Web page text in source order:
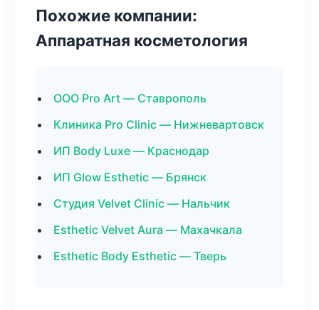
Похожие компании:
Аппаратная косметология
ООО Pro Art — Ставрополь
Клиника Pro Clinic — Нижневартовск
ИП Body Luxe — Краснодар
ИП Glow Esthetic — Брянск
Студия Velvet Clinic — Нальчик
Esthetic Velvet Aura — Махачкала
Esthetic Body Esthetic — Тверь